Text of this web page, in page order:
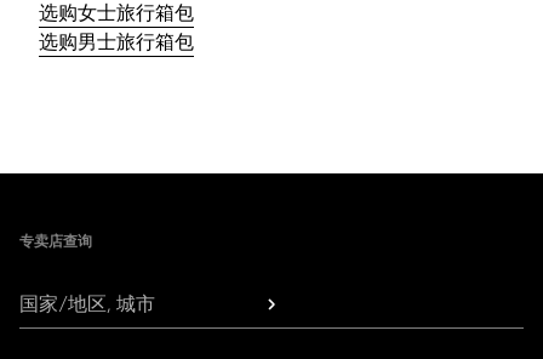
选购女士旅行箱包
选购男士旅行箱包
专卖店查询
国家/地区, 城市